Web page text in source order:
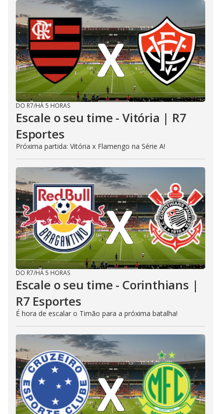
DO R7/HÁ 5 HORAS
Escale o seu time - Vitória | R7
Esportes
Próxima partida: Vitória x Flamengo na Série A!
DO R7/HÁ 5 HORAS
Escale o seu time - Corinthians |
R7 Esportes
É hora de escalar o Timão para a próxima batalha!